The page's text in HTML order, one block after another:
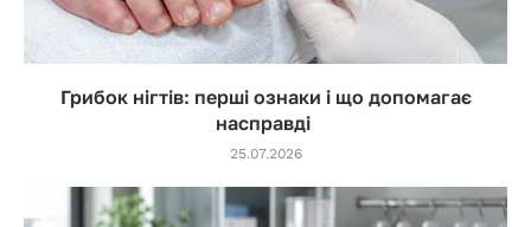
Грибок нігтів: перші ознаки і що допомагає
насправді
25.07.2026